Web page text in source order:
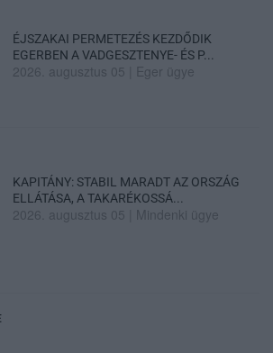
ÉJSZAKAI PERMETEZÉS KEZDŐDIK
EGERBEN A VADGESZTENYE- ÉS P...
2026. augusztus 05 Eger ügye
KAPITÁNY: STABIL MARADT AZ ORSZÁG
ELLÁTÁSA, A TAKARÉKOSSÁ...
2026. augusztus 05 Mindenki ügye